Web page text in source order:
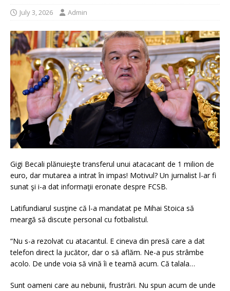
July 3, 2026 Admin
Gigi Becali plănuieşte transferul unui atacacant de 1 milion de
euro, dar mutarea a intrat în impas! Motivul? Un jurnalist l-ar fi
sunat şi i-a dat informaţii eronate despre FCSB.
Latifundiarul susţine că l-a mandatat pe Mihai Stoica să
meargă să discute personal cu fotbalistul.
“Nu s-a rezolvat cu atacantul. E cineva din presă care a dat
telefon direct la jucător, dar o să aflăm. Ne-a pus strâmbe
acolo. De unde voia să vină îi e teamă acum. Că talala…
Sunt oameni care au nebunii, frustrări. Nu spun acum de unde